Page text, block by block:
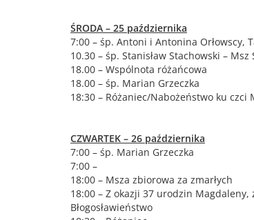
ŚRODA – 25 października
7:00 – śp. Antoni i Antonina Orłowscy,
10.30 – śp. Stanisław Stachowski –
18.00 – Wspólnota różańcowa
18.00 – śp. Marian Grzeczka
18:30 – Różaniec/Nabożeństwo ku czci
CZWARTEK – 26 października
7:00 – śp. Marian Grzeczka
7:00 –
18:00 – Msza zbiorowa za zmarłych
18:00 – Z okazji 37 urodzin
Błogosławieństwo